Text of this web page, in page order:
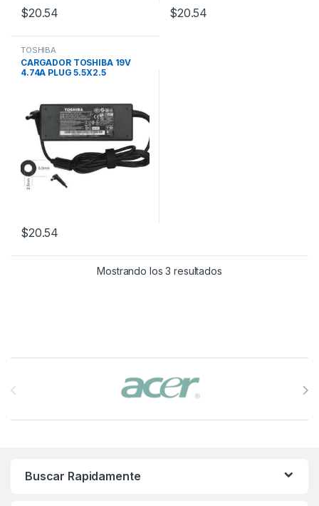
$20.54 $20.54
TOSHIBA
CARGADOR TOSHIBA 19V
4.74A PLUG 5.5X2.5
$20.54
Mostrando los 3 resultados
Buscar Rapidamente